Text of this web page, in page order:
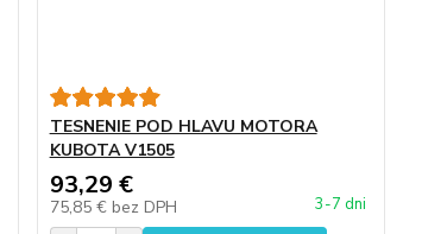
TESNENIE POD HLAVU MOTORA
KUBOTA V1505
93,29 €
75,85 € bez DPH 3-7 dni